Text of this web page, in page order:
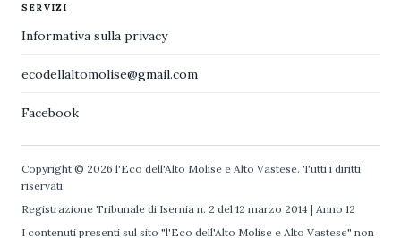
SERVIZI
Informativa sulla privacy
ecodellaltomolise@gmail.com
Facebook
Copyright © 2026 l'Eco dell'Alto Molise e Alto Vastese. Tutti i diritti
riservati.
Registrazione Tribunale di Isernia n. 2 del 12 marzo 2014 | Anno 12
I contenuti presenti sul sito "l'Eco dell'Alto Molise e Alto Vastese" non